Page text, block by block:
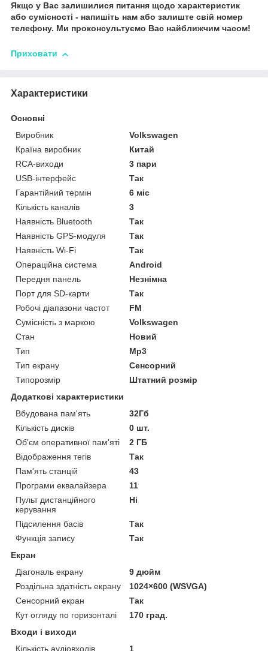
Якщо у Вас залишилися питання щодо характеристик
або сумісності - напишіть нам або залиште свій номер
телефону. Ми проконсультуємо Вас найближчим часом!
Приховати
Характеристики
Основні
Виробник
Volkswagen
Країна виробник
Китай
RCA-виходи
3 пари
USB-інтерфейс
Так
Гарантійний термін
6 міс
Кількість каналів
3
Наявність Bluetooth
Так
Наявність GPS-модуля
Так
Наявність Wi-Fi
Так
Операційна система
Android
Передня панель
Незнімна
Порт для SD-карти
Так
Робочі діапазони частот
FM
Сумісність з маркою
Volkswagen
Стан
Новий
Тип
Mp3
Тип екрану
Сенсорний
Типорозмір
Штатний розмір
Додаткові характеристики
Вбудована пам'ять
32Гб
Кількість дисків
0 шт.
Об'єм оперативної пам'яті
2 ГБ
Відображення тегів
Так
Пам'ять станцій
43
Програми еквалайзера
11
Пульт дистанційного
керування
Ні
Підсилення басів
Так
Функція запису
Так
Екран
Діагональ екрану
9 дюйм
Роздільна здатність екрану
1024×600 (WSVGA)
Сенсорний екран
Так
Кут огляду по горизонталі
170 град.
Входи і виходи
Кількість аудіовходів
1